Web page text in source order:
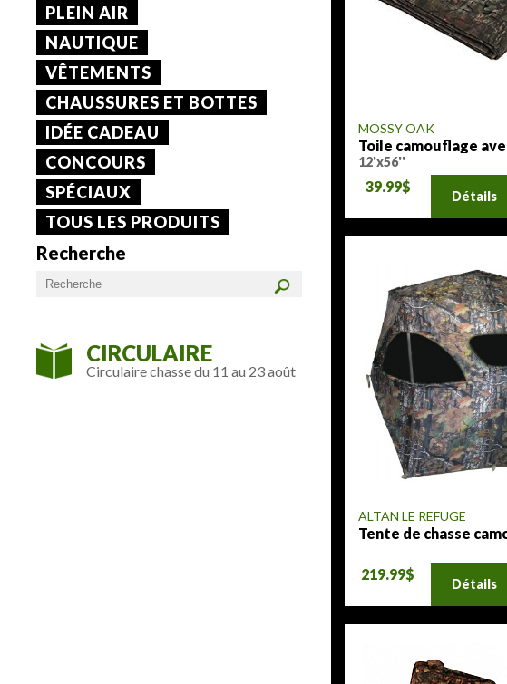
PLEIN AIR
NAUTIQUE
VÊTEMENTS
CHAUSSURES ET BOTTES
IDÉE CADEAU
CONCOURS
SPÉCIAUX
TOUS LES PRODUITS
Recherche
CIRCULAIRE
Circulaire chasse du 11 au 23 août
MOSSY OAK
Toile camouflage
12'x56''
39.99$
Détails
ALTAN LE REFUGE
Tente de chasse
219.99$
Détails